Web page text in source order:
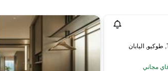
مجاني